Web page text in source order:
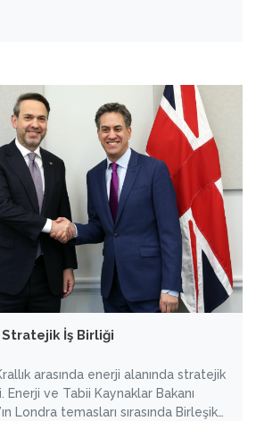
gigavat olan kapasiteyi 120
inanıyorum." dedi.
İş Birliği
arasında enerji alanında stratejik
ve Tabii Kaynaklar Bakanı
Londra temasları sırasında Birleşik